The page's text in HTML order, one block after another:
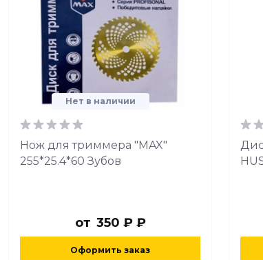
Нет в наличии
Нож для триммера "MAX"
255*25.4*60 Зубов
от 350 ₽ ₽
Оформить заказ